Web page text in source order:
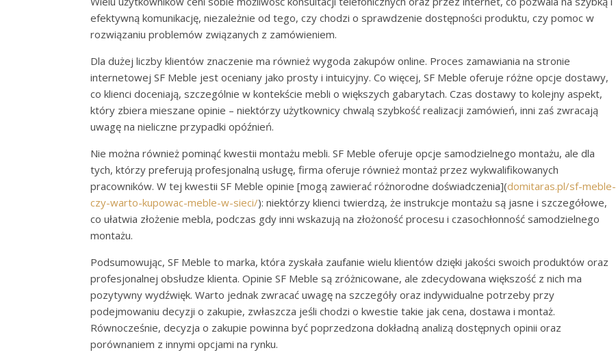
efektywną komunikację, niezależnie od tego, czy chodzi o sprawdzenie dostępności produktu, czy pomoc w
rozwiązaniu problemów związanych z zamówieniem.
Dla dużej liczby klientów znaczenie ma również wygoda zakupów online. Proces zamawiania na stronie
internetowej SF Meble jest oceniany jako prosty i intuicyjny. Co więcej, SF Meble oferuje różne opcje dostawy,
co klienci doceniają, szczególnie w kontekście mebli o większych gabarytach. Czas dostawy to kolejny aspekt,
który zbiera mieszane opinie – niektórzy użytkownicy chwalą szybkość realizacji zamówień, inni zaś zwracają
uwagę na nieliczne przypadki opóźnień.
Nie można również pominąć kwestii montażu mebli. SF Meble oferuje opcje samodzielnego montażu, ale dla
tych, którzy preferują profesjonalną usługę, firma oferuje również montaż przez wykwalifikowanych
pracowników. W tej kwestii SF Meble opinie [mogą zawierać różnorodne doświadczenia](domitaras.pl/sf-meble-
czy-warto-kupowac-meble-w-sieci/): niektórzy klienci twierdzą, że instrukcje montażu są jasne i szczegółowe,
co ułatwia złożenie mebla, podczas gdy inni wskazują na złożoność procesu i czasochłonność samodzielnego
montażu.
Podsumowując, SF Meble to marka, która zyskała zaufanie wielu klientów dzięki jakości swoich produktów oraz
profesjonalnej obsłudze klienta. Opinie SF Meble są zróżnicowane, ale zdecydowana większość z nich ma
pozytywny wydźwięk. Warto jednak zwracać uwagę na szczegóły oraz indywidualne potrzeby przy
podejmowaniu decyzji o zakupie, zwłaszcza jeśli chodzi o kwestie takie jak cena, dostawa i montaż.
Równocześnie, decyzja o zakupie powinna być poprzedzona dokładną analizą dostępnych opinii oraz
porównaniem z innymi opcjami na rynku.